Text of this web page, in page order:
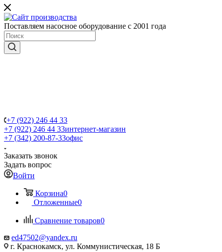
Поставляем насосное оборудование с 2001 года
+7 (922) 246 44 33
+7 (922) 246 44 33интернет-магазин
+7 (342) 200-87-33офис
Заказать звонок
Задать вопрос
Войти
Корзина0
Отложенные0
Сравнение товаров0
ed47502@yandex.ru
г. Краснокамск, ул. Коммунистическая, 18 Б